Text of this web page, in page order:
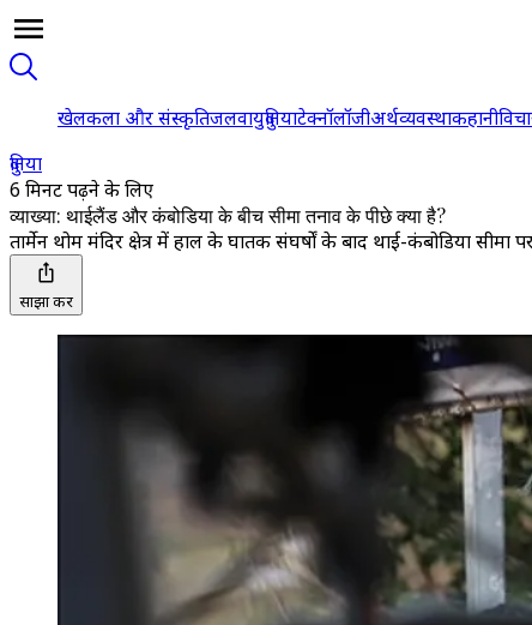
खेलकला और संस्कृतिजलवायुदुनियाटेक्नॉलॉजीअर्थव्यवस्थाकहानी
दुनिया
6 मिनट पढ़ने के लिए
व्याख्या: थाईलैंड और कंबोडिया के बीच सीमा तनाव के पीछे क्या है?
तार्मेन थोम मंदिर क्षेत्र में हाल के घातक संघर्षों के बाद थाई-कंबोडिया
साझा करें